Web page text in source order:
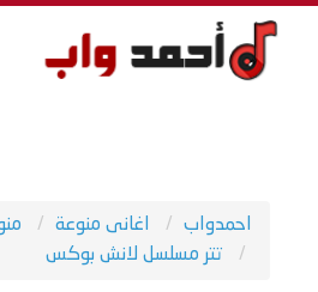
احمدواب اغانى منوعة
تتر مسلسل لانش بوكس